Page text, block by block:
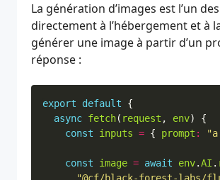
La génération d’images est l’un
directement à l’hébergement et à
générer une image à partir d’un
réponse :
export default
{
async fetch( request , env)
{
const
inputs = { prompt :
const image = await env.AI .